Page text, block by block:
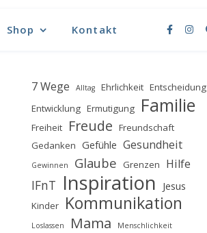
Shop Kontakt
7 Wege Alltag Ehrlichkeit Entscheidung
Entwicklung Ermutigung Familie
Freiheit Freude Freundschaft
Gedanken Gefühle Gesundheit
Gewinnen Glaube Grenzen Hilfe
IFnT Inspiration Jesus
Kinder Kommunikation
Loslassen Mama Menschlichkeit